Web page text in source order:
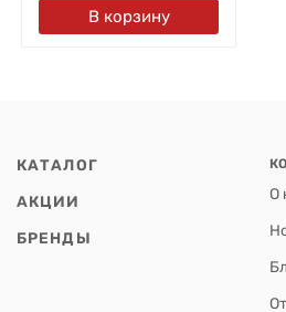
В корзину
КАТАЛОГ
АКЦИИ
БРЕНДЫ
О